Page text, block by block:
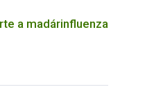
a madárinfluenza